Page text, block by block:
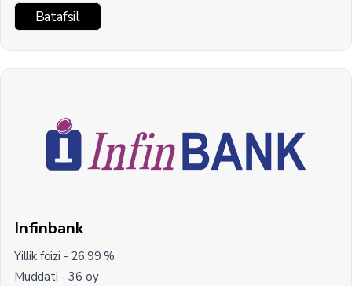
Batafsil
Infinbank
Yillik foizi - 26.99 %
Muddati - 36 oy